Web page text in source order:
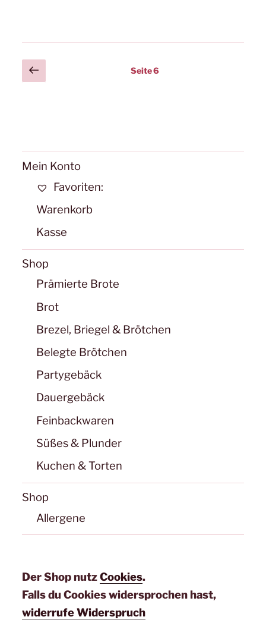
Posts
pagination
Vorherige
Seite
Seite6
Mein Konto
Favoriten:
Warenkorb
Kasse
Shop
Prämierte Brote
Brot
Brezel, Briegel & Brötchen
Belegte Brötchen
Partygebäck
Dauergebäck
Feinbackwaren
Süßes & Plunder
Kuchen & Torten
Shop
Allergene
Der Shop nutzCookies.
Falls du Cookies widersprochen hast,
widerrufe Widerspruch